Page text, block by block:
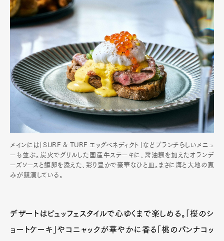
Art&DesignWatchFashion
GourmetCars
ProductCulture
Pen Membership
Magazine
Official Columnist
メインには「SURF & TURF エッグベネディクト」などブランチらしいメニュ
ーも並ぶ。炭火でグリルした国産牛ステーキに、醤油麹を加えたオランデ
ーズソースと鱒卵を添えた、彩り豊かで豪華なひと皿。まさに海と大地の恵
みが競演している。
デザートはビュッフェスタイルで心ゆくまで楽しめる。「桜のシ
ョートケーキ」やコニャックが華やかに香る「桃のパンナコッ